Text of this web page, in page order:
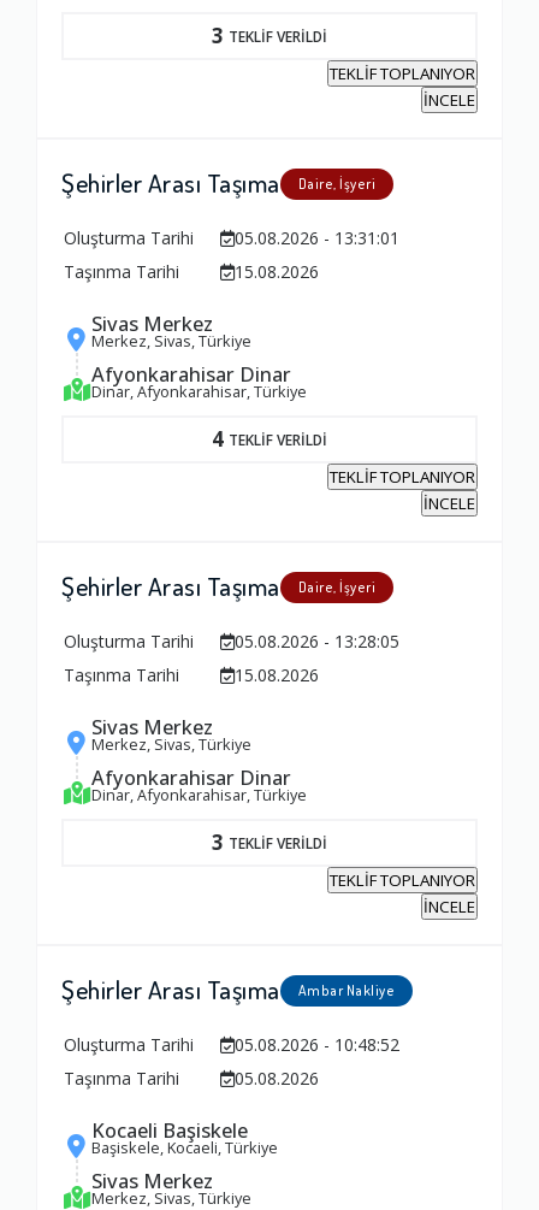
3 TEKLİF VERİLDİ
TEKLİF TOPLANIYOR
İNCELE
Şehirler Arası Taşıma Daire, İşyeri
Oluşturma Tarihi
05.08.2026 - 13:31:01
Taşınma Tarihi
15.08.2026
Sivas Merkez
Merkez, Sivas, Türkiye
Afyonkarahisar Dinar
Dinar, Afyonkarahisar, Türkiye
4 TEKLİF VERİLDİ
TEKLİF TOPLANIYOR
İNCELE
Şehirler Arası Taşıma Daire, İşyeri
Oluşturma Tarihi
05.08.2026 - 13:28:05
Taşınma Tarihi
15.08.2026
Sivas Merkez
Merkez, Sivas, Türkiye
Afyonkarahisar Dinar
Dinar, Afyonkarahisar, Türkiye
3 TEKLİF VERİLDİ
TEKLİF TOPLANIYOR
İNCELE
Şehirler Arası Taşıma Ambar Nakliye
Oluşturma Tarihi
05.08.2026 - 10:48:52
Taşınma Tarihi
05.08.2026
Kocaeli Başiskele
Başiskele, Kocaeli, Türkiye
Sivas Merkez
Merkez, Sivas, Türkiye
1.0
Firma ile İletişim
Zamanlama
1.0
1.0
Fiyatlandırma Dengesi
Yorumunuz